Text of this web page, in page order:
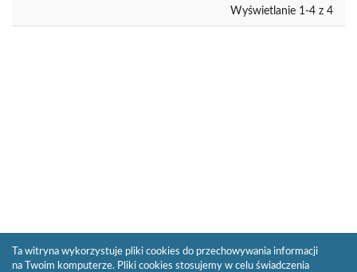
Wyświetlanie 1-4 z 4
Ta witryna wykorzystuje pliki cookies do przechowywania informacji
na Twoim komputerze. Pliki cookies stosujemy w celu świadczenia